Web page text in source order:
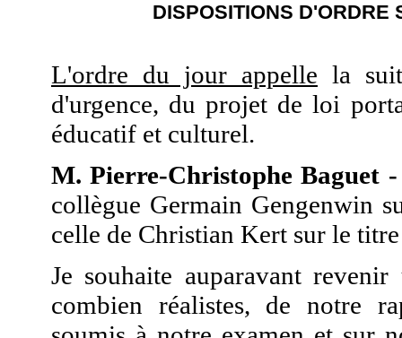
DISPOSITIONS D'ORDRE
L'ordre du jour appelle la
d'urgence, du projet de loi
éducatif et culturel.
M. Pierre-Christophe Baguet -
collègue Germain Gengenwin
celle de Christian Kert sur le
Je souhaite auparavant
combien réalistes, de notre